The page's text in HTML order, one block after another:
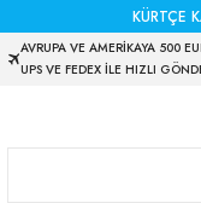
KÜRTÇE
AVRUPA VE AMERİKAYA 500
UPS VE FEDEX İLE HIZLI